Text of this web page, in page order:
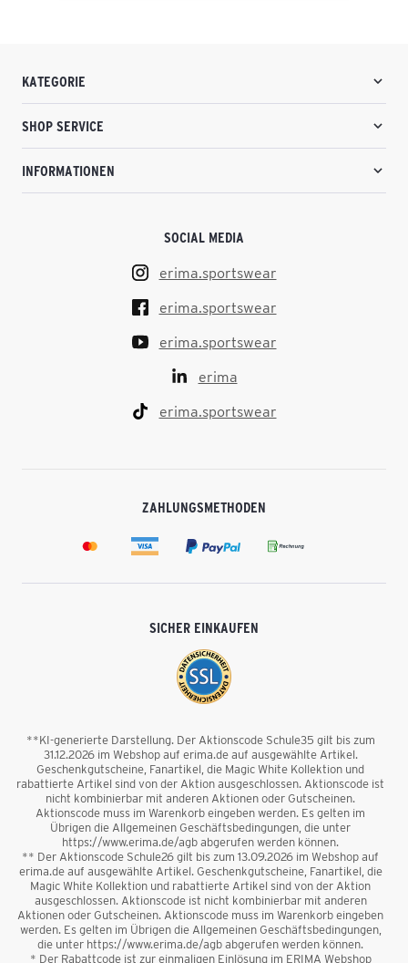
KATEGORIE
SHOP SERVICE
INFORMATIONEN
SOCIAL MEDIA
erima.sportswear
erima.sportswear
erima.sportswear
erima
erima.sportswear
ZAHLUNGSMETHODEN
SICHER EINKAUFEN
**KI-generierte Darstellung. Der Aktionscode Schule35 gilt bis zum
31.12.2026 im Webshop auf erima.de auf ausgewählte Artikel.
Geschenkgutscheine, Fanartikel, die Magic White Kollektion und
rabattierte Artikel sind von der Aktion ausgeschlossen. Aktionscode ist
nicht kombinierbar mit anderen Aktionen oder Gutscheinen.
Aktionscode muss im Warenkorb eingeben werden. Es gelten im
Übrigen die Allgemeinen Geschäftsbedingungen, die unter
https://www.erima.de/agb abgerufen werden können.
** Der Aktionscode Schule26 gilt bis zum 13.09.2026 im Webshop auf
erima.de auf ausgewählte Artikel. Geschenkgutscheine, Fanartikel, die
Magic White Kollektion und rabattierte Artikel sind von der Aktion
ausgeschlossen. Aktionscode ist nicht kombinierbar mit anderen
Aktionen oder Gutscheinen. Aktionscode muss im Warenkorb eingeben
werden. Es gelten im Übrigen die Allgemeinen Geschäftsbedingungen,
die unter https://www.erima.de/agb abgerufen werden können.
* Der Rabattcode ist zur einmaligen Einlösung im ERIMA Webshop